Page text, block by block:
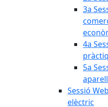
3a
4a
5a
Sessió
elèctric